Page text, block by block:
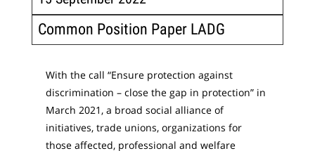
Common Position Paper LADG
With the call “Ensure protection against
discrimination – close the gap in protection” in
March 2021, a broad social alliance of
initiatives, trade unions, organizations for
those affected, professional and welfare